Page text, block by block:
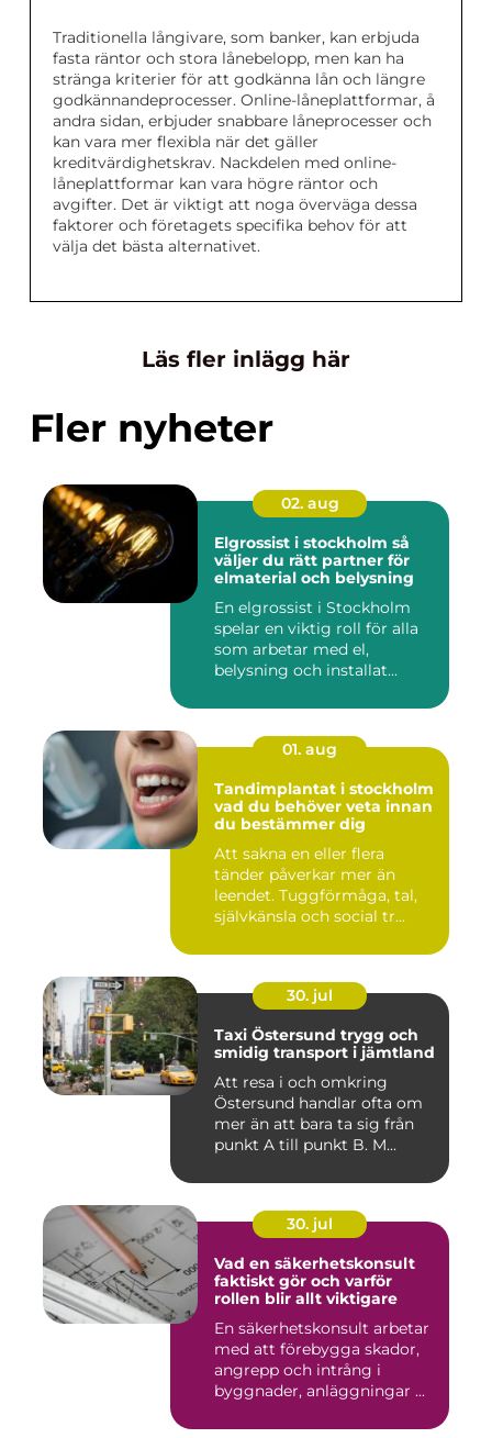
Traditionella långivare, som banker, kan erbjuda
fasta räntor och stora lånebelopp, men kan ha
stränga kriterier för att godkänna lån och längre
godkännandeprocesser. Online-låneplattformar, å
andra sidan, erbjuder snabbare låneprocesser och
kan vara mer flexibla när det gäller
kreditvärdighetskrav. Nackdelen med online-
låneplattformar kan vara högre räntor och
avgifter. Det är viktigt att noga överväga dessa
faktorer och företagets specifika behov för att
välja det bästa alternativet.
Läs fler inlägg här
Fler nyheter
02. aug
Elgrossist i stockholm så
väljer du rätt partner för
elmaterial och belysning
En elgrossist i Stockholm
spelar en viktig roll för alla
som arbetar med el,
belysning och installat...
01. aug
Tandimplantat i stockholm
vad du behöver veta innan
du bestämmer dig
Att sakna en eller flera
tänder påverkar mer än
leendet. Tuggförmåga, tal,
självkänsla och social tr...
30. jul
Taxi Östersund trygg och
smidig transport i jämtland
Att resa i och omkring
Östersund handlar ofta om
mer än att bara ta sig från
punkt A till punkt B. M...
30. jul
Vad en säkerhetskonsult
faktiskt gör och varför
rollen blir allt viktigare
En säkerhetskonsult arbetar
med att förebygga skador,
angrepp och intrång i
byggnader, anläggningar ...